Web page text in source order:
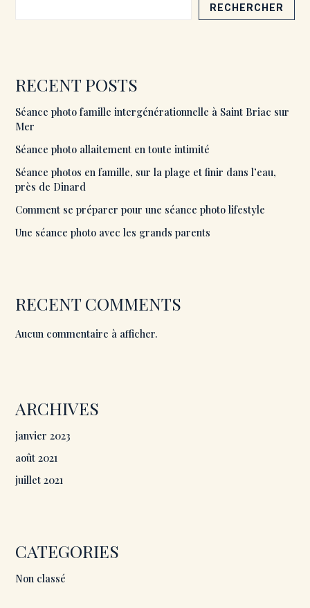
RECHERCHER
RECENT POSTS
Séance photo famille intergénérationnelle à Saint Briac sur
Mer
Séance photo allaitement en toute intimité
Séance photos en famille, sur la plage et finir dans l’eau,
près de Dinard
Comment se préparer pour une séance photo lifestyle
Une séance photo avec les grands parents
RECENT COMMENTS
Aucun commentaire à afficher.
ARCHIVES
janvier 2023
août 2021
juillet 2021
CATEGORIES
Non classé